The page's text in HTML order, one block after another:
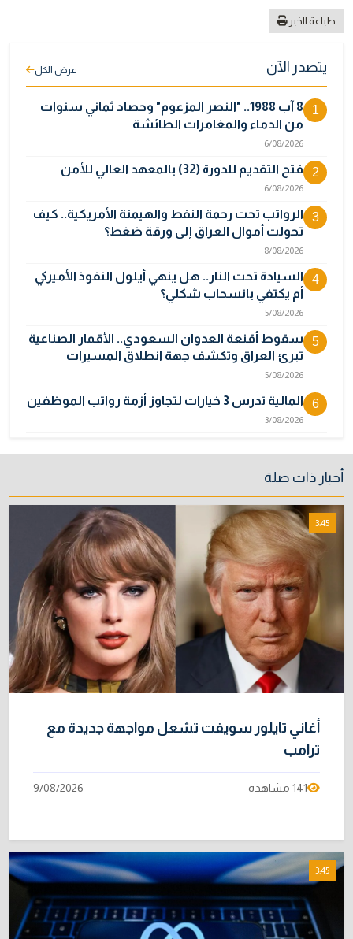
طباعة الخبر
يتصدر الآن عرض الكل
1
8 آب 1988.. "النصر المزعوم" وحصاد ثماني سنوات
من الدماء والمغامرات الطائشة
6/08/2026
2 فتح التقديم للدورة (32) بالمعهد العالي للأمن
6/08/2026
3
الرواتب تحت رحمة النفط والهيمنة الأمريكية.. كيف
تحولت أموال العراق إلى ورقة ضغط؟
8/08/2026
4
السيادة تحت النار.. هل ينهي أيلول النفوذ الأميركي
أم يكتفي بانسحاب شكلي؟
5/08/2026
5
سقوط أقنعة العدوان السعودي.. الأقمار الصناعية
تبرئ العراق وتكشف جهة انطلاق المسيرات
5/08/2026
6 المالية تدرس 3 خيارات لتجاوز أزمة رواتب الموظفين
3/08/2026
الباكستاني
9/08/2026
8
نائبة تحذر من اضطرابات بسبب تأخّر دفع رواتب
الموظفين
4/08/2026
9
خطر "إيبولا" يتضاعف.. ارتفاع عدد الإصابات
بالفيروس إلى 3748
3/08/2026
بحضور زيدان.. إدارة الدولة يناقش القضايا
المعروضة على القضاء
5/08/2026
أخبار ذات صلة
3:45
أغاني تايلور سويفت تشعل مواجهة جديدة مع
ترامب
141 مشاهدة 9/08/2026
3:45